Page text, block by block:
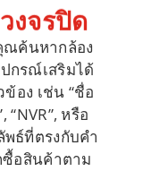
งจรปิด
ค้นหากล้อง
กรณ์เสริมได้
ข้อง เช่น “ชื่อ
“NVR”, หรือ
พธ์ที่ตรงกับคำ
ซื้อสินค้าตาม